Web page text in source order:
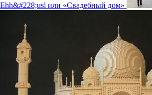
или «Свадебный дом»